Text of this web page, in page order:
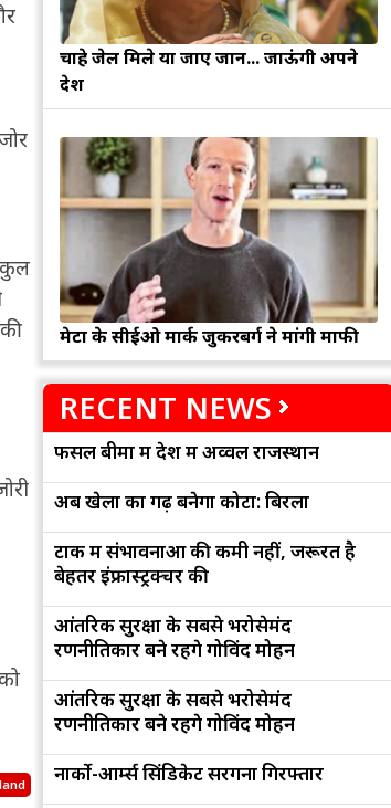
कुल
चाहे जेल मिले या जाए जान... जाऊंगी अपने
देश
मेटा के सीईओ मार्क जुकरबर्ग ने मांगी माफी
RECENT NEWS
फसल बीमा में देश में अव्वल राजस्थान
अब खेलों का गढ़ बनेगा कोटा: बिरला
टोंक में संभावनाओं की कमी नहीं, जरूरत है
बेहतर इंफ्रास्ट्रक्चर की
आंतरिक सुरक्षा के सबसे भरोसेमंद
रणनीतिकार बने रहेंगे गोविंद मोहन
आंतरिक सुरक्षा के सबसे भरोसेमंद
रणनीतिकार बने रहेंगे गोविंद मोहन
नार्को-आर्म्स सिंडिकेट सरगना गिरफ्तार